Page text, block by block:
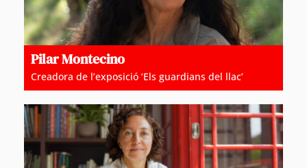
Pilar Montecino
Creadora de l’exposició ‘Els guardians del llac’